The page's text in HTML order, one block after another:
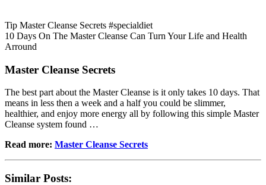
Tip Master Cleanse Secrets #specialdiet
10 Days On The Master Cleanse Can Turn Your Life and Health
Arround
Master Cleanse Secrets
The best part about the Master Cleanse is it only takes 10 days. That
means in less then a week and a half you could be slimmer,
healthier, and enjoy more energy all by following this simple Master
Cleanse system found …
Read more: Master Cleanse Secrets
Similar Posts: